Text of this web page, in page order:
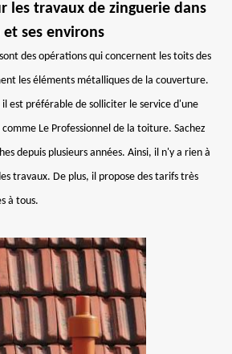
les travaux de zinguerie dans
ses environs
des opérations qui concernent les toits des
les éléments métalliques de la couverture.
est préférable de solliciter le service d'une
Le Professionnel de la toiture. Sachez
depuis plusieurs années. Ainsi, il n'y a rien à
travaux. De plus, il propose des tarifs très
à tous.